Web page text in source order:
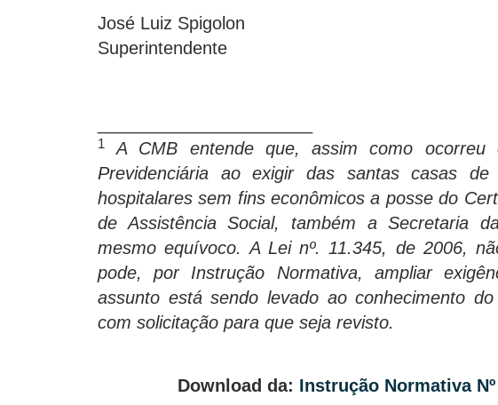
José Luiz Spigolon
Superintendente
1
A CMB entende que, assim como
Previdenciária ao exigir das santas casas
hospitalares sem fins econômicos a posse do
de Assistência Social, também a Secretaria
mesmo equívoco. A Lei nº. 11.345, de 2006,
pode, por Instrução Normativa, ampliar
assunto está sendo levado ao conhecimento
com solicitação para que seja revisto.
Download da: Instrução Normativa